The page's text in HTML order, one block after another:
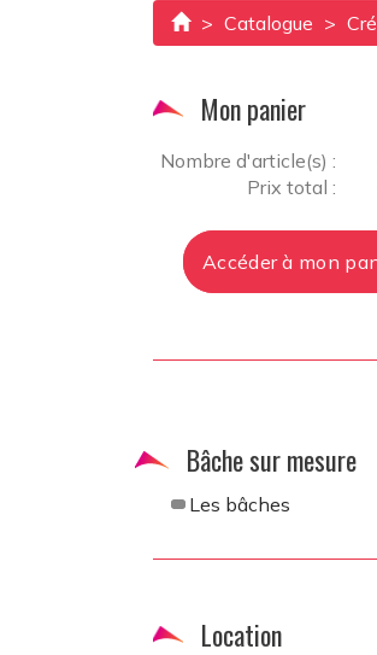
AccueilCatalogue
Mon panier
Nombre d'article(s) :
Prix total :
Accéder à mon
Bâche sur mesure
Les bâches
Location